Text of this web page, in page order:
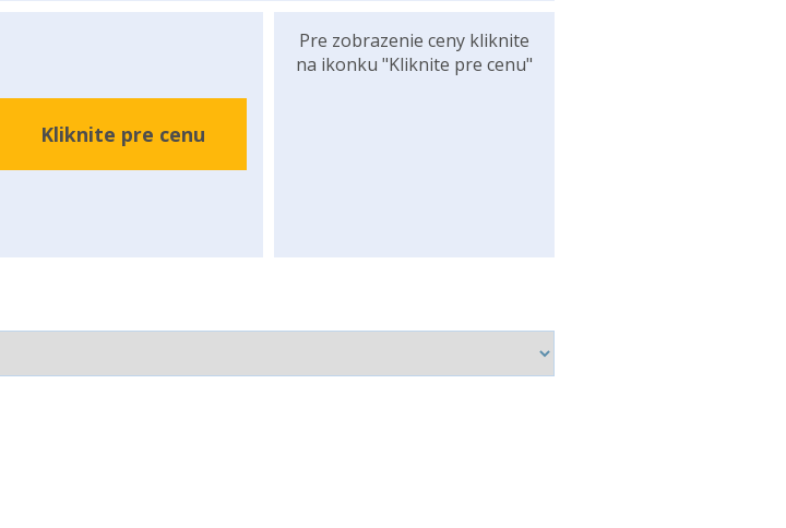
Kliknite pre cenu
Pre zobrazenie ceny kliknite
na ikonku "Kliknite pre cenu"